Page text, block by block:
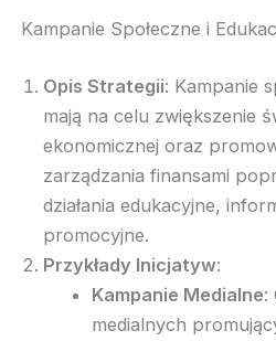
Kampanie Społeczne i
Opis Strategii: Kampanie
mają na celu zwiększenie
ekonomicznej oraz
zarządzania finansami
działania edukacyjne,
promocyjne.
Przykłady Inicjatyw:
Kampanie Medialne:
medialnych